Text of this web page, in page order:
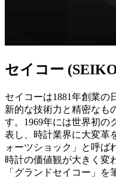
セイコー
セイコーは1881年創業の
新的な技術力と精密なも
す。1969年には世界初の
表し、時計業界に大変革
ォーツショック」と呼ば
時計の価値観が大きく変
「グランドセイコー」